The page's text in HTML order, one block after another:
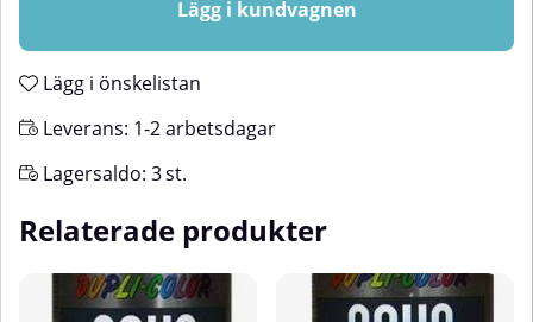
Lägg i kundvagnen
Lägg i önskelistan
Leverans: 1-2 arbetsdagar
Lagersaldo: 3st.
Relaterade produkter